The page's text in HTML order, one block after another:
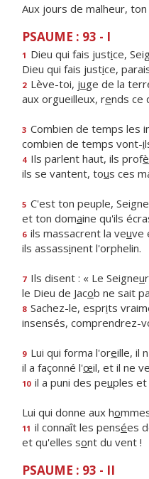
Aux jours de malheur,
PSAUME : 93 - I
1 Dieu qui fais justice,
Dieu qui fais justice,
2 Lève-toi, juge de la
aux orgueilleux, rends ce
3 Combien de temps les
combien de temps vont-i
4 Ils parlent haut, ils profè
ils se vantent, tous ces
5 C'est ton peuple, Seigne
et ton domaine qu'ils
6 ils massacrent la veuve
ils assassinent l'orphelin.
7 Ils disent : « Le Seigneu
le Dieu de Jacob ne sait
8 Sachez-le, esprits
insensés, comprendrez-
9 Lui qui forma l'oreille, il
il a façonné l'œil, et il ne
10 il a puni des peuples et
Lui qui donne aux ho
11 il connaît les pensées
et qu'elles sont du vent !
PSAUME : 93 - II